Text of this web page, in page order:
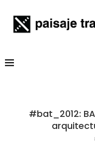
#bat_2012: